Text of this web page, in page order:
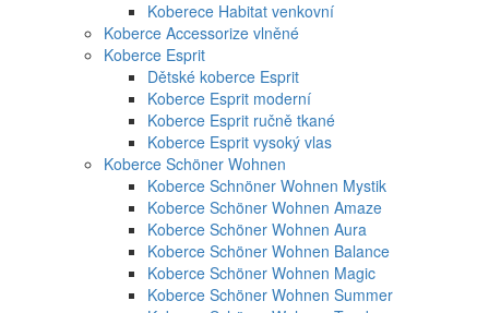
Koberece Habitat venkovní
Koberce Accessorize vlněné
Koberce Esprit
Dětské koberce Esprit
Koberce Esprit moderní
Koberce Esprit ručně tkané
Koberce Esprit vysoký vlas
Koberce Schöner Wohnen
Koberce Schnöner Wohnen Mystik
Koberce Schöner Wohnen Amaze
Koberce Schöner Wohnen Aura
Koberce Schöner Wohnen Balance
Koberce Schöner Wohnen Magic
Koberce Schöner Wohnen Summer